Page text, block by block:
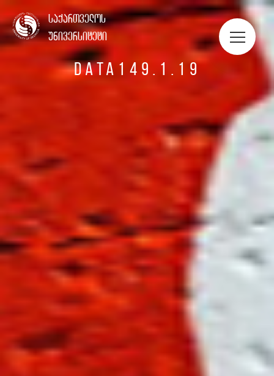
ᲡᲢᲣᲓᲔᲜᲢᲔᲑᲘᲡ ᲞᲝᲠᲢᲤᲝᲚᲘᲝ
საქართველოს
უნივერსიტეტი
DATA149.1.19